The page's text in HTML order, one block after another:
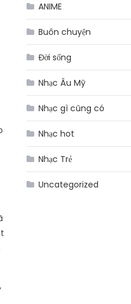
ANIME
Buôn chuyện
Đời sống
Nhạc Âu Mỹ
Nhạc gì cũng có
Nhạc hot
Nhạc Trẻ
Uncategorized